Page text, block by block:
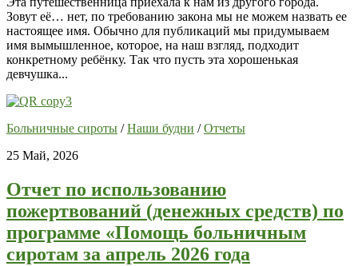
Зовут её… нет, по требованию закона мы не можем назвать ее
настоящее имя. Обычно для публикаций мы придумываем
имя вымышленное, которое, на наш взгляд, подходит
конкретному ребёнку. Так что пусть эта хорошенькая
девчушка...
Больничные сироты /Наши будни /Отчеты
25 Май, 2026
Отчет по использованию
пожертвований (денежных средств) по
программе «Помощь больничным
сиротам за апрель 2026 года